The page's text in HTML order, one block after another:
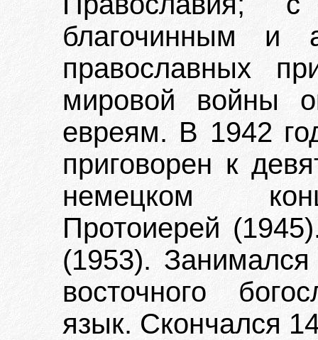
благочинным и
православных
мировой войны
евреям. В 1942
приговорен к
немецком
Протоиерей
(1953).
восточного
язык. Скончался